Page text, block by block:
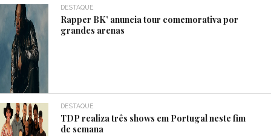
DESTAQUE
Rapper BK’ anuncia tour comemorativa por
grandes arenas
DESTAQUE
TDP realiza três shows em Portugal neste fim
de semana